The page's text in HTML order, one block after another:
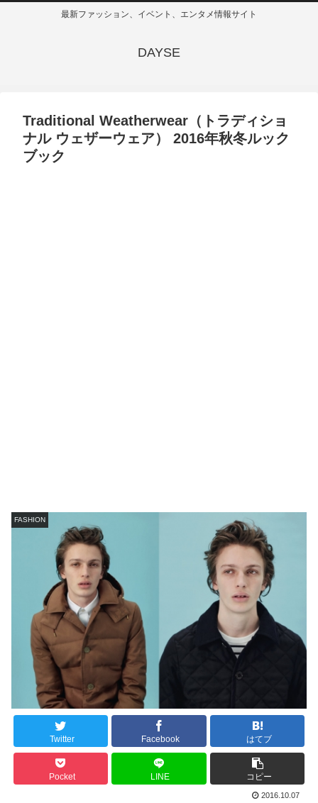
最新ファッション、イベント、エンタメ情報サイト
DAYSE
Traditional Weatherwear（トラディショ
ナル ウェザーウェア） 2016年秋冬ルック
ブック
FASHION
Twitter Facebook はてブ
Pocket LINE コピー
2016.10.07